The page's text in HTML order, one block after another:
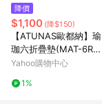
降價
$1,100 (降$150)
【ATUNAS歐都納】瑜
珈六折疊墊(MAT-6R
奶茶/運動墊/摺疊收納)
Yahoo購物中心
1%